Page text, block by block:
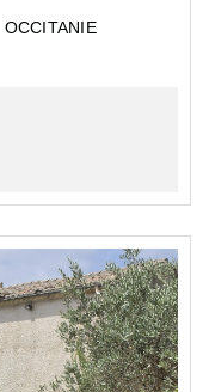
elle séduit
OCCITANIE